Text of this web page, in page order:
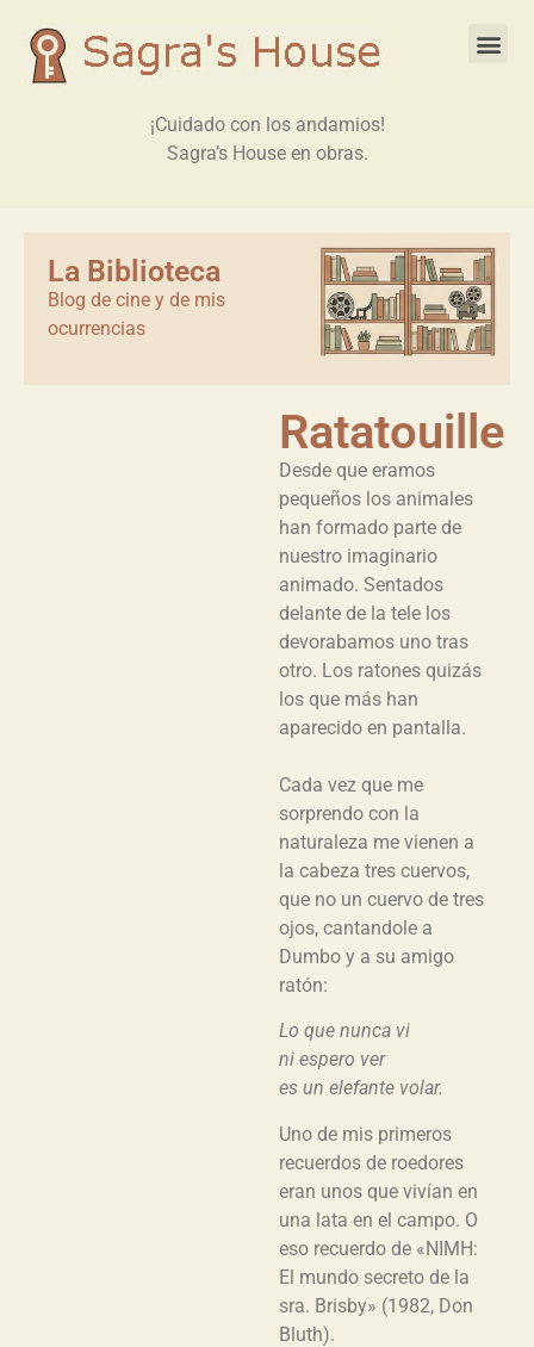
¡Cuidado con los andamios!
Sagra’s House en obras.
La Biblioteca
Blog de cine y de mis
ocurrencias
Ratatouille
Desde que eramos
pequeños los animales
han formado parte de
nuestro imaginario
animado. Sentados
delante de la tele los
devorabamos uno tras
otro. Los ratones quizás
los que más han
aparecido en pantalla.
Cada vez que me
sorprendo con la
naturaleza me vienen a
la cabeza tres cuervos,
que no un cuervo de tres
ojos, cantandole a
Dumbo y a su amigo
ratón:
Lo que nunca vi
ni espero ver
es un elefante volar.
Uno de mis primeros
recuerdos de roedores
eran unos que vivían en
una lata en el campo. O
eso recuerdo de «NIMH:
El mundo secreto de la
sra. Brisby» (1982, Don
Bluth).